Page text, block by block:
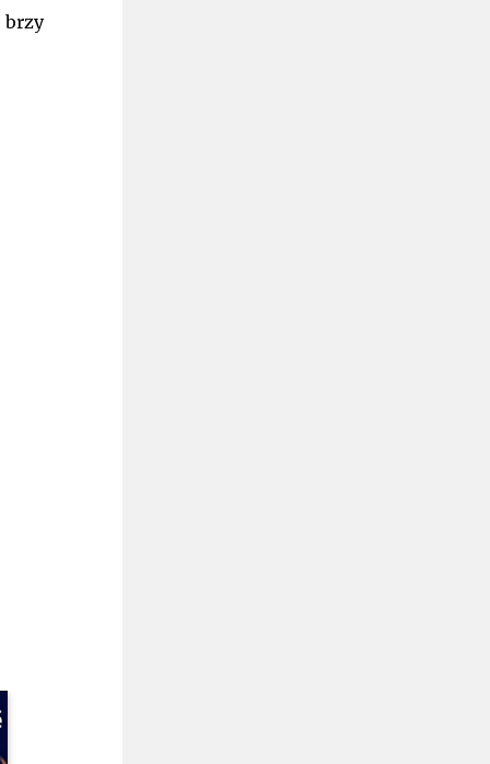
brzy